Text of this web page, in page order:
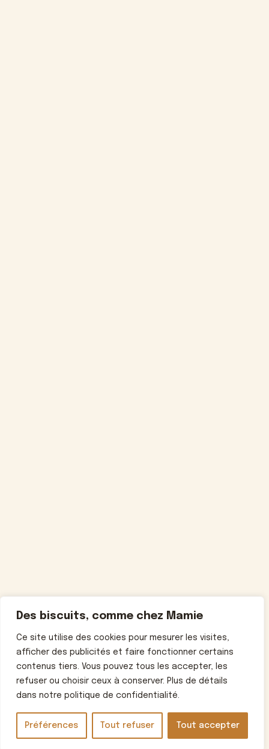
Des biscuits, comme chez Mamie
Ce site utilise des cookies pour mesurer les visites,
afficher des publicités et faire fonctionner certains
contenus tiers. Vous pouvez tous les accepter, les
refuser ou choisir ceux à conserver. Plus de détails
dans notre politique de confidentialité.
Préférences Tout refuser Tout accepter